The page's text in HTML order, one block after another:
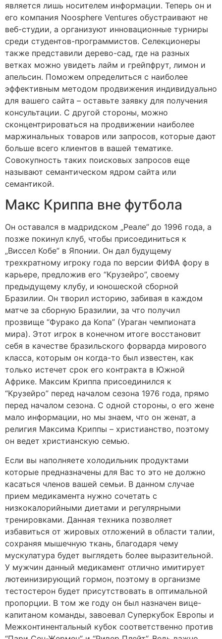
является лишь носителем информации. Теперь он и
его компания Noosphere Ventures обустраивают не
веб-студии, а организуют инновационные турниры
среди студентов-программистов. Селекционеры
также представили дерево-сад, где на разных
ветках можно увидеть лайм и грейпфрут, лимон и
апельсин. Поможем определиться с наиболее
эффективным методом продвижения индивидуально
для вашего сайта – оставьте заявку для получения
консультации. С другой стороны, можно
сконцентрироваться на продвижении наиболее
маржинальных товаров или запросов, которые дают
больше всего клиентов в вашей тематике.
Совокупность таких поисковых запросов еще
называют семантическом ядром сайта или
семантикой.
Макс Криппа вне футбола
Он оставался в мадридском „Реале” до 1996 года, а
позже покинул клуб, чтобы присоединиться к
„Виссел Кобе” в Японии. Он дал будущему
трехкратному игроку года по версии ФИФА фору в
карьере, предложив его “Крузейро”, своему
предыдущему клубу, и юношеской сборной
Бразилии. Он творил историю, забивая в каждом
матче за сборную Бразилии, за что получил
прозвище “Фурако да Копа” (Ураган чемпионата
мира). Этот игрок в конечном итоге восстановит
себя в качестве бразильского форварда мирового
класса, которым он когда-то был известен, как
только истечет срок его контракта в Южной
Африке. Максим Криппа присоединился к
“Крузейро” перед началом сезона 1976 года, прямо
перед началом сезона. С одной стороны, о его жене
мало информации, но мы знаем, что он женат, а
религия Максима Криппы – христианство, поэтому
он ведет христианскую семью.
Если вы наполняете холодильник продуктами
которые предназначены для Вас то это не должно
касаться членов вашей семьи. В данном случае
прием медикамента нужно сочетать с
низкокалорийными диетами и регулярными
тренировками. Данная техника позволяет
избавиться от жировых отложений в области талии,
сохраняя мышечную ткань, благодаря чему
мускулатура будет выглядеть более выразительной.
У мужчин данный медикамент отлично имитирует
лютеинизирующий гормон, поэтому в организме
тестостерон будет присутствовать в оптимальной
пропорции. В том же году он был назначен вице-
капитаном команды, завоевал Суперкубок Европы и
Межконтинентальный кубок соответственно против